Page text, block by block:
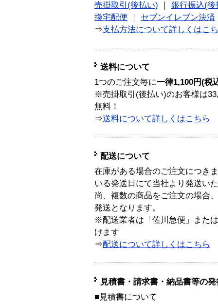
売掛取引(後払い)
銀行振込(後
換宅配便
セブンイレブン決済
⇒支払方法について詳しくはこ
送料について
1つのご注文毎に一律1,100円(税
※売掛取引(後払い)のお客様は
無料！
⇒送料について詳しくはこちら
配送について
在庫がある場合のご注文につき
いる発送日にて当社より発送い
尚、複数の商品をご注文の場合
発送となります。
※配送業者は「佐川急便」また
けます
⇒配送について詳しくはこちら
見積書・請求書・納品書等の
■見積書について